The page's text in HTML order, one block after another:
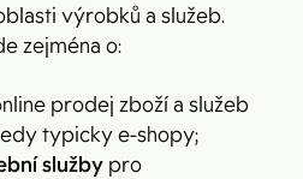
výrobků a služeb.
zejména o:
prodej zboží a služeb
typicky e-shopy;
služby pro